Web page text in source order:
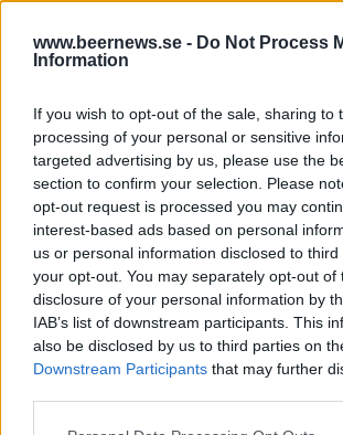
www.beernews.se - Do Not Process
Information
If you wish to opt-out of the sale, sharing to
processing of your personal or sensitive
targeted advertising by us, please use the
section to confirm your selection. Please
opt-out request is processed you may
interest-based ads based on personal
us or personal information disclosed to
your opt-out. You may separately opt-out of
disclosure of your personal information by
IAB’s list of downstream participants. This
also be disclosed by us to third parties on
Downstream Participants that may further